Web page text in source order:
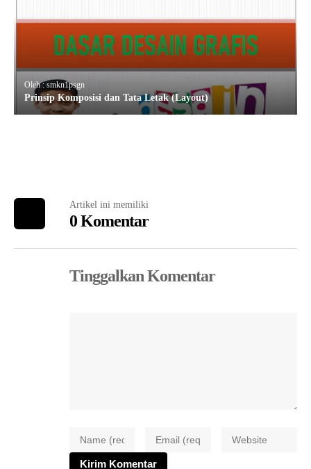
Oleh : smkn1psgn
Prinsip Komposisi dan Tata Letak (Layout)
Artikel ini memiliki
0 Komentar
Tinggalkan Komentar